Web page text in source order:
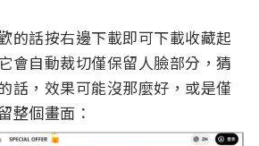
的話按右邊下載即可下載收藏起
會自動裁切僅保留人臉部分，猜
話，效果可能沒那麼好，或是僅
整個畫面：